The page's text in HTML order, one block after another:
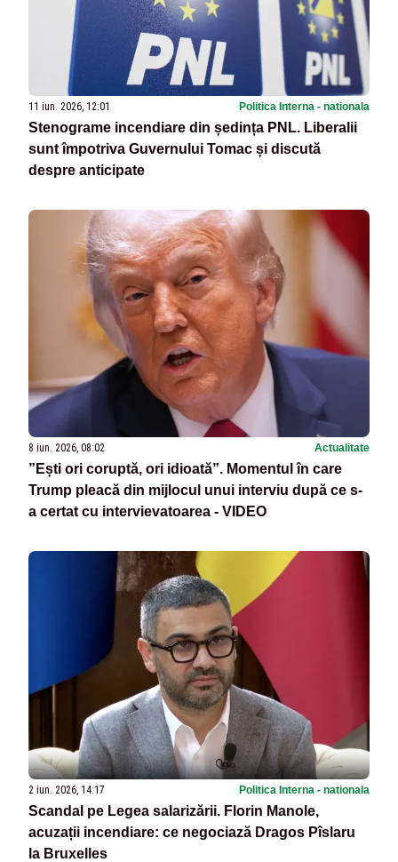
11 iun. 2026, 12:01 Politica Interna - nationala
Stenograme incendiare din ședința PNL. Liberalii
sunt împotriva Guvernului Tomac și discută
despre anticipate
8 iun. 2026, 08:02 Actualitate
”Ești ori coruptă, ori idioată”. Momentul în care
Trump pleacă din mijlocul unui interviu după ce s-
a certat cu intervievatoarea - VIDEO
2 iun. 2026, 14:17 Politica Interna - nationala
Scandal pe Legea salarizării. Florin Manole,
acuzații incendiare: ce negociază Dragos Pîslaru
la Bruxelles